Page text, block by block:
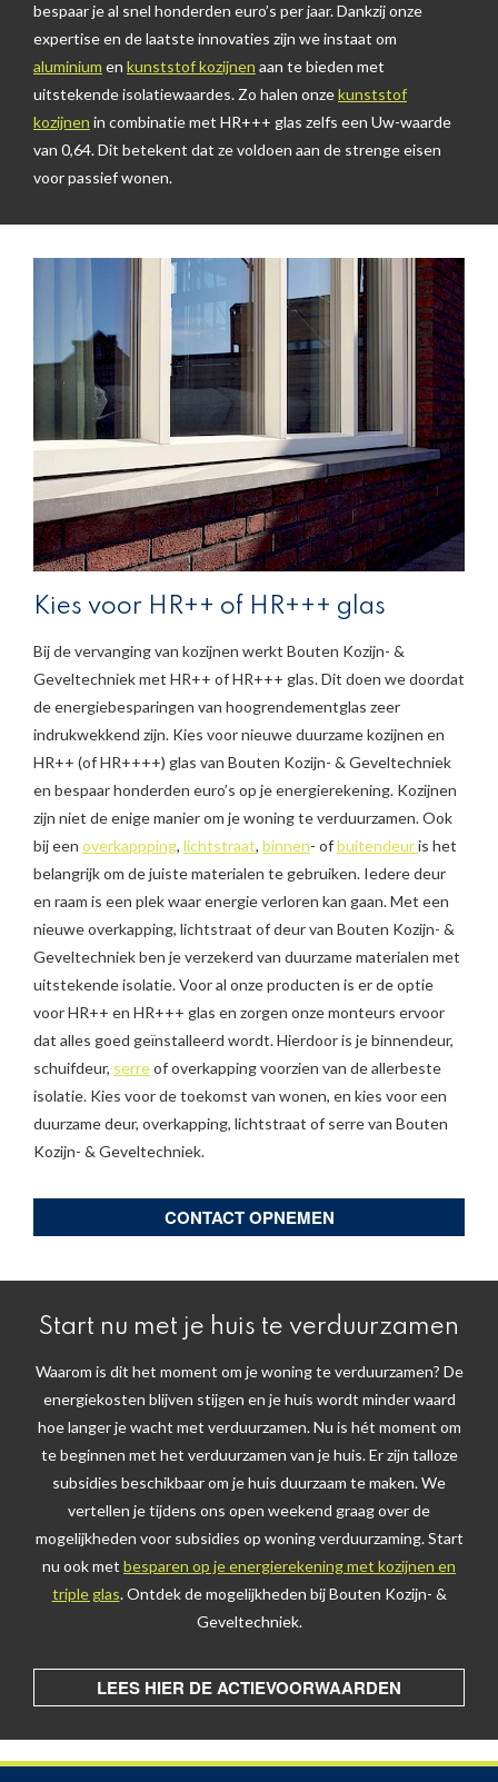
bespaar je al snel honderden euro’s per jaar. Dankzij onze
expertise en de laatste innovaties zijn we instaat om
aluminium en kunststof kozijnen aan te bieden met
uitstekende isolatiewaardes. Zo halen onzekunststof
kozijnen in combinatie met HR+++ glas zelfs een Uw-waarde
van 0,64. Dit betekent dat ze voldoen aan de strenge eisen
voor passief wonen.
Kies voor HR++ of HR+++ glas
Bij de vervanging van kozijnen werkt Bouten Kozijn- &
Geveltechniek met HR++ of HR+++ glas. Dit doen we doordat
de energiebesparingen van hoogrendementglas zeer
indrukwekkend zijn. Kies voor nieuwe duurzame kozijnen en
HR++ (of HR++++) glas van Bouten Kozijn- & Geveltechniek
en bespaar honderden euro’s op je energierekening. Kozijnen
zijn niet de enige manier om je woning te verduurzamen. Ook
bij een overkappping, lichtstraat, binnen- ofbuitendeuris het
belangrijk om de juiste materialen te gebruiken. Iedere deur
en raam is een plek waar energie verloren kan gaan. Met een
nieuwe overkapping, lichtstraat of deur van Bouten Kozijn- &
Geveltechniek ben je verzekerd van duurzame materialen met
uitstekende isolatie. Voor al onze producten is er de optie
voor HR++ en HR+++ glas en zorgen onze monteurs ervoor
dat alles goed geïnstalleerd wordt. Hierdoor is je binnendeur,
schuifdeur, serreof overkapping voorzien van de allerbeste
isolatie. Kies voor de toekomst van wonen, en kies voor een
duurzame deur, overkapping, lichtstraat of serre van Bouten
Kozijn- & Geveltechniek.
CONTACT OPNEMEN
Start nu met je huis te verduurzamen
Waarom is dit het moment om je woning te verduurzamen? De
energiekosten blijven stijgen en je huis wordt minder waard
hoe langer je wacht met verduurzamen. Nu is hét moment om
te beginnen met het verduurzamen van je huis. Er zijn talloze
subsidies beschikbaar om je huis duurzaam te maken. We
vertellen je tijdens ons open weekend graag over de
mogelijkheden voor subsidies op woning verduurzaming. Start
nu ook met besparen op je energierekening met kozijnen en
triple glas. Ontdek de mogelijkheden bij Bouten Kozijn- &
Geveltechniek.
LEES HIER DE ACTIEVOORWAARDEN